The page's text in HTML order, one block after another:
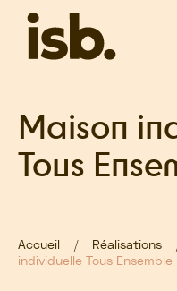
Passer au
Maison
Tous
Accueil Réalisations
individuelle Tous Ensemble